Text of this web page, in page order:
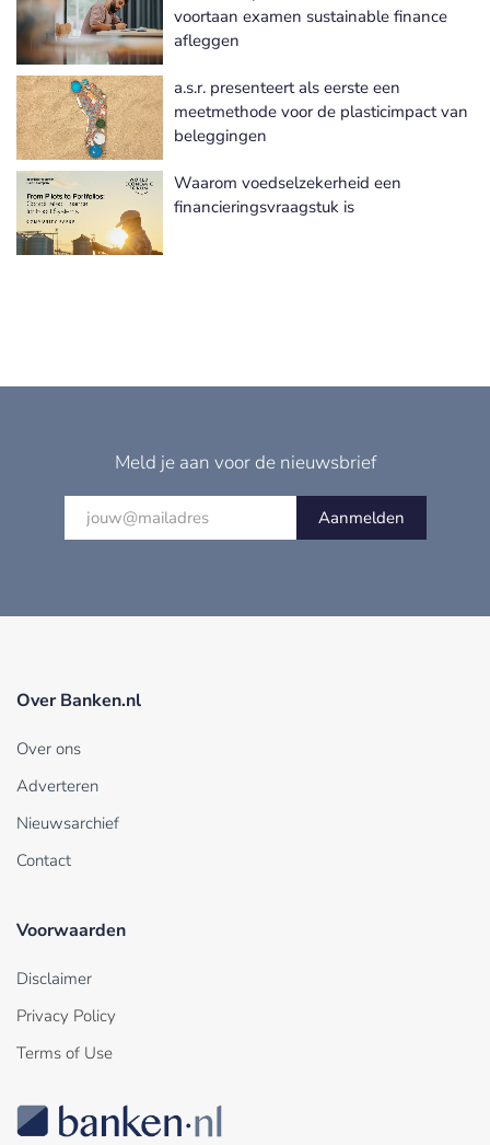
Meer Sustainable finance nieuws
voortaan examen sustainable finance
afleggen
a.s.r. presenteert als eerste een
meetmethode voor de plasticimpact van
beleggingen
Waarom voedselzekerheid een
financieringsvraagstuk is
Meld je aan voor de nieuwsbrief
Aanmelden
Over Banken.nl
Over ons
Adverteren
Nieuwsarchief
Contact
Voorwaarden
Disclaimer
Privacy Policy
Terms of Use